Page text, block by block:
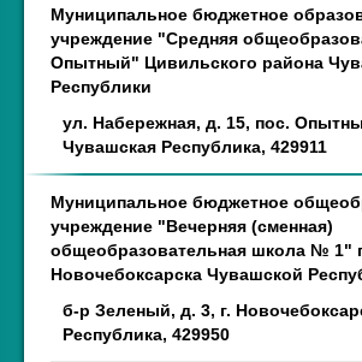
Муниципальное бюджетное
учреждение "Средняя
Опытный" Цивильского района
Республики
ул. Набережная, д. 15, пос.
Чувашская Республика, 429911
Муниципальное бюджетное
учреждение "Вечерняя (сменная)
общеобразовательная школа № 1"
Новочебоксарска Чувашской
б-р Зеленый, д. 3, г.
Республика, 429950